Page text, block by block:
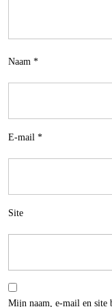
Naam *
E-mail *
Site
Mijn naam, e-mail en site